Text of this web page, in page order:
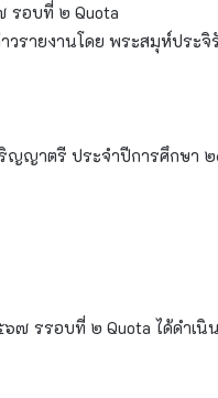
รอบที่ ๒ Quota
รายงานโดย พระสมุห์ปร
ญญาตรี ประจำปีการศึกษา
รรอบที่ ๒ Quota ได้ดำเนิ